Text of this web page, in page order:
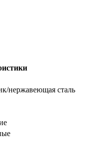
нержавеющая сталь